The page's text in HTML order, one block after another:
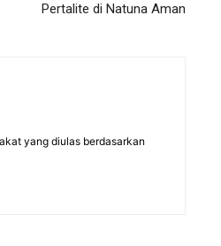
Pertalite di Natuna Aman
yang diulas berdasarkan